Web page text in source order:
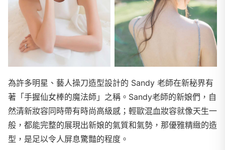
為許多明星、藝人操刀造型設計的 Sandy 老師在新秘界有
著「手握仙女棒的魔法師」之稱。Sandy老師的新娘們，自
然清新妝容同時帶有時尚高級感；輕歐混血妝容就像天生一
般，都能完整的展現出新娘的氣質和氣勢，那優雅精緻的造
型，是足以令人屏息驚豔的程度。